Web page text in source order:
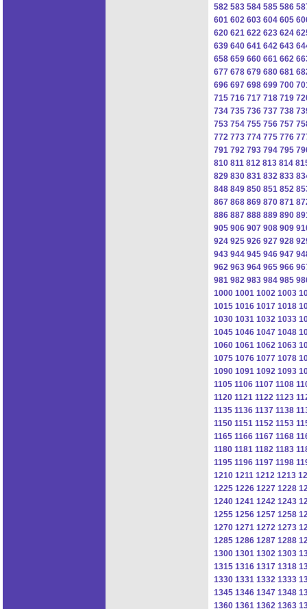
582 583 584 585 586
601 602 603 604 605
620 621 622 623 624
639 640 641 642 643
658 659 660 661 662
677 678 679 680 681
696 697 698 699 700
715 716 717 718 719
734 735 736 737 738
753 754 755 756 757
772 773 774 775 776
791 792 793 794 795
810 811 812 813 814
829 830 831 832 833
848 849 850 851 852
867 868 869 870 871
886 887 888 889 890
905 906 907 908 909
924 925 926 927 928
943 944 945 946 947
962 963 964 965 966
981 982 983 984 985
1000 1001 1002 1003
1015 1016 1017 1018
1030 1031 1032 1033
1045 1046 1047 1048
1060 1061 1062 1063
1075 1076 1077 1078
1090 1091 1092 1093
1105 1106 1107 1108
1120 1121 1122 1123
1135 1136 1137 1138
1150 1151 1152 1153
1165 1166 1167 1168
1180 1181 1182 1183
1195 1196 1197 1198
1210 1211 1212 1213
1225 1226 1227 1228
1240 1241 1242 1243
1255 1256 1257 1258
1270 1271 1272 1273
1285 1286 1287 1288
1300 1301 1302 1303
1315 1316 1317 1318
1330 1331 1332 1333
1345 1346 1347 1348
1360 1361 1362 1363